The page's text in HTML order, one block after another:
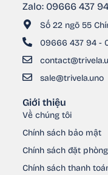
Zalo: 09666 437
Số 22 ngõ 55
09666 437 94 -
sale@trivela.uno
Giới thiệu
Về chúng tôi
Chính sách bảo mật
Chính sách đặt phòng
Chính sách thanh